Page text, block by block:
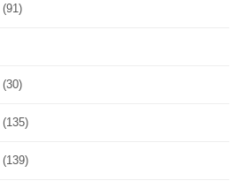
(91)
(30)
(135)
(139)